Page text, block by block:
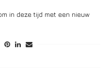
in deze tijd met een nieuw